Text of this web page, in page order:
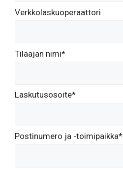
Verkkolaskuoperaattori
Tilaajan nimi*
Laskutusosoite*
Postinumero ja -toimipaikka*